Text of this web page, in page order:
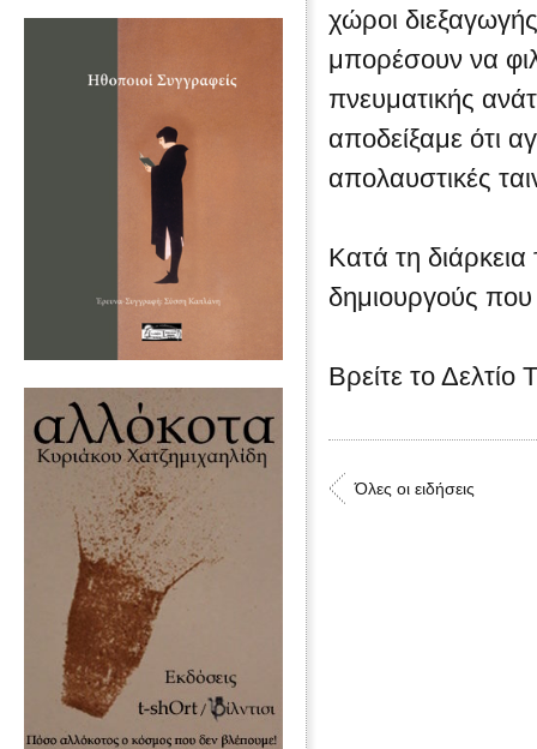
χώροι
μπορέσουν να
πνευματικής
αποδείξαμε ότι
απολαυστικές
Κατά τη
δημιουργούς που
Βρείτε το
Όλες οι ειδήσεις